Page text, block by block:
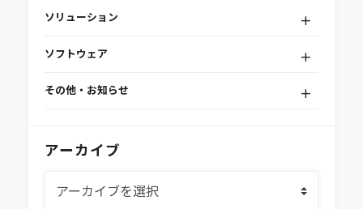
ソリューション
組込みソフトウェア開発プラットフォーム
システムシミュレーション
ソフトウェア
modeFRONTIER
Ansys SCADE
その他・お知らせ
IDAJからのお知らせ
アーカイブ